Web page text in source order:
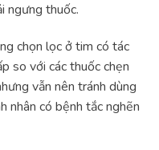
ngưng thuốc.
chọn lọc ở tim có tác
so với các thuốc chẹn
vẫn nên tránh dùng
nhân có bệnh tắc nghẽn